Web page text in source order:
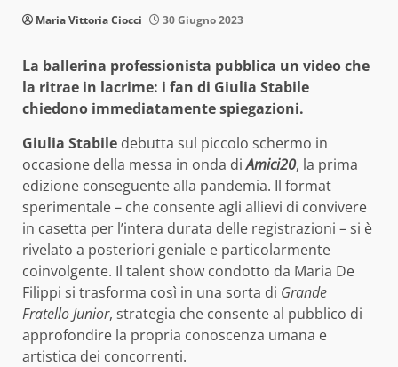
Maria Vittoria Ciocci 30 Giugno 2023
La ballerina professionista pubblica un video che
la ritrae in lacrime: i fan di Giulia Stabile
chiedono immediatamente spiegazioni.
Giulia Stabile debutta sul piccolo schermo in
occasione della messa in onda diAmici20, la prima
edizione conseguente alla pandemia. Il format
sperimentale – che consente agli allievi di convivere
in casetta per l’intera durata delle registrazioni – si è
rivelato a posteriori geniale e particolarmente
coinvolgente. Il talent show condotto da Maria De
Filippi si trasforma così in una sorta di Grande
Fratello Junior, strategia che consente al pubblico di
approfondire la propria conoscenza umana e
artistica dei concorrenti.